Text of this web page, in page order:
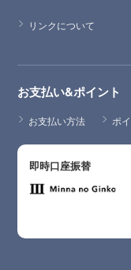
リンクについて
お支払い&ポイント
お支払い方法 ポ
即時口座振替